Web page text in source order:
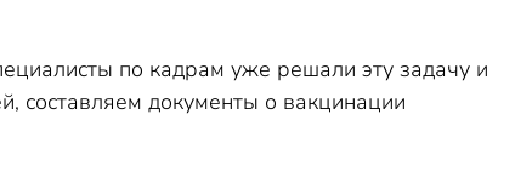
по кадрам уже решали эту задачу и
составляем документы о вакцинации